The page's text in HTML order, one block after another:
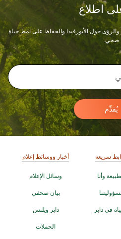
اطلاع
حول الأيورفيدا والحفاظ على نمط حياة
صحي.
يُقدِّم
سريعة
وأنا
في دابر
أخبار ووسائط إعلام
وسائل الإعلام
بيان صحفي
دابر ويلنس
الحملات